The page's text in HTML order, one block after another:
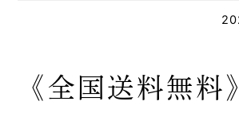
《全国送料無料